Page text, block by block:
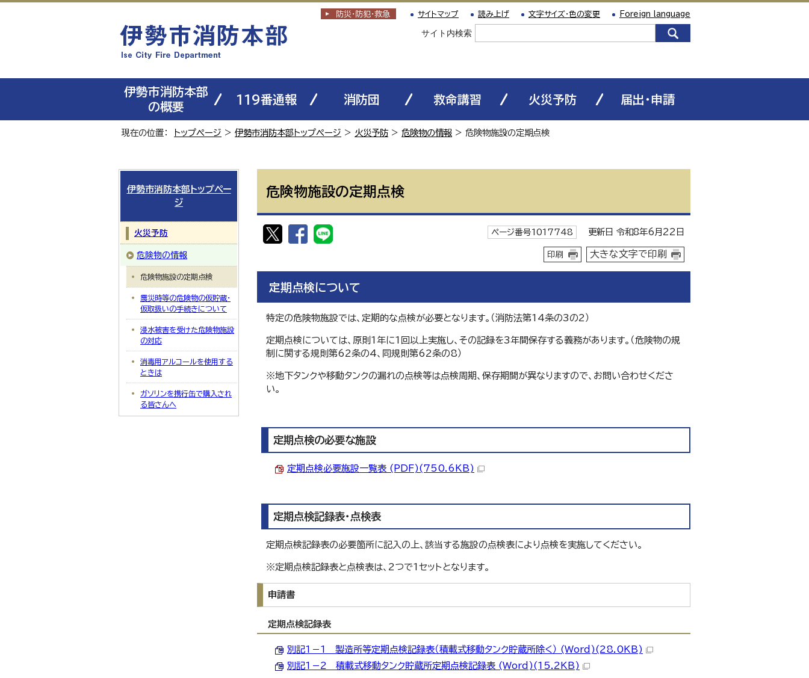
防災・防犯・救急 サイトマップ 読み上げ 文字サイズ・色の変更 Foreign language
サイト内検索
伊勢市消防本部
の概要
119番通報 消防団 救命講習 火災予防 届出・申請
現在の位置： トップページ > 伊勢市消防本部トップページ > 火災予防 > 危険物の情報 > 危険物施設の定期点検
危険物施設の定期点検
ページ番号1017748 更新日 令和8年6月22日
印刷 大きな文字で印刷
定期点検について
特定の危険物施設では、定期的な点検が必要となります。（消防法第14条の3の2）
定期点検については、原則1年に1回以上実施し、その記録を3年間保存する義務があります。（危険物の規
制に関する規則第62条の4、同規則第62条の8）
※地下タンクや移動タンクの漏れの点検等は点検周期、保存期間が異なりますので、お問い合わせくださ
い。
定期点検の必要な施設
定期点検必要施設一覧表 (PDF)(750.6KB)
定期点検記録表・点検表
定期点検記録表の必要箇所に記入の上、該当する施設の点検表により点検を実施してください。
※定期点検記録表と点検表は、2つで1セットとなります。
申請書
定期点検記録表
別記1－1 製造所等定期点検記録表（積載式移動タンク貯蔵所除く） (Word)(28.0KB)
別記1－2 積載式移動タンク貯蔵所定期点検記録表 (Word)(15.2KB)
伊勢市消防本部トップペー
ジ
火災予防
危険物の情報
危険物施設の定期点検
震災時等の危険物の仮貯蔵・
仮取扱いの手続きについて
浸水被害を受けた危険物施設
の対応
消毒用アルコールを使用する
ときは
ガソリンを携行缶で購入され
る皆さんへ